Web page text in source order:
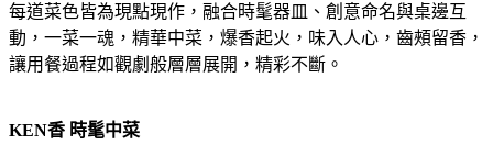
每道菜色皆為現點現作，融合時髦器皿、創意命名與桌邊互
動，一菜一魂，精華中菜，爆香起火，味入人心，齒頰留香，
讓用餐過程如觀劇般層層展開，精彩不斷。
KEN香 時髦中菜